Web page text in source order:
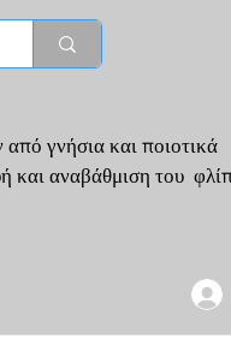
γνήσια και ποιοτικά
και αναβάθμιση του